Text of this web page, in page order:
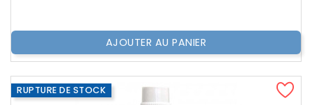
AJOUTER AU PANIER
RUPTURE DE STOCK